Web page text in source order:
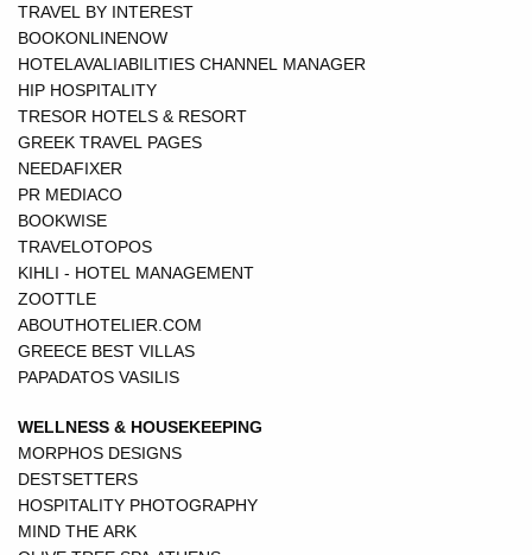
TRAVEL BY INTEREST
BOOKONLINENOW
HOTELAVALIABILITIES CHANNEL MANAGER
HIP HOSPITALITY
TRESOR HOTELS & RESORT
GREEK TRAVEL PAGES
NEEDAFIXER
PR MEDIACO
BOOKWISE
TRAVELOTOPOS
KIHLI - HOTEL MANAGEMENT
ZOOTTLE
ABOUTHOTELIER.COM
GREECE BEST VILLAS
PAPADATOS VASILIS
WELLNESS & HOUSEKEEPING
MORPHOS DESIGNS
DESTSETTERS
HOSPITALITY PHOTOGRAPHY
MIND THE ARK